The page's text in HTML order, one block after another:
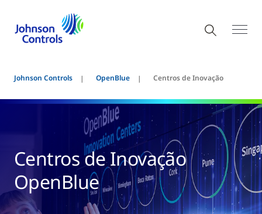
Johnson Controls OpenBlue Centros de Inovação
Centros de Inovação
OpenBlue